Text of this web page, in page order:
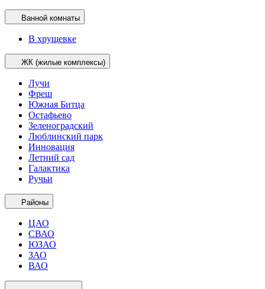
Ванной комнаты
В хрущевке
ЖК (жилые комплексы)
Лучи
Фреш
Южная Битца
Остафьево
Зеленоградский
Люблинский парк
Инновация
Летний сад
Галактика
Ручьи
Районы
ЦАО
СВАО
ЮЗАО
ЗАО
ВАО